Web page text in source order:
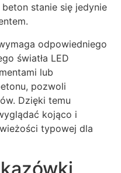
stanie się jedynie
odpowiedniego
światła LED
lub
pozwoli
Dzięki temu
kojąco i
typowej dla